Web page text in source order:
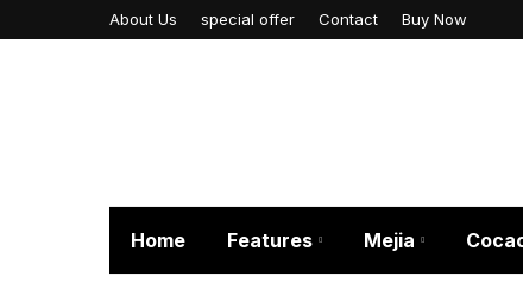
About Us special offer Contact Buy Now
Home Features Mejia